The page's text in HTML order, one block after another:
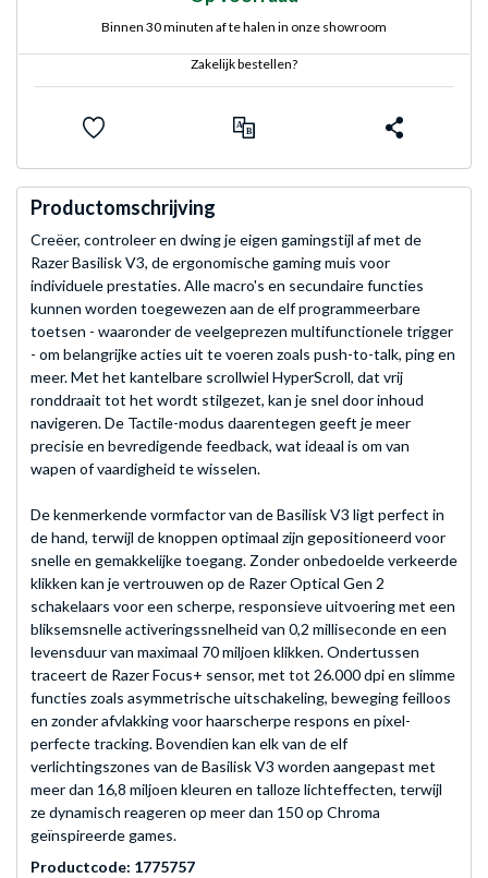
Binnen 30 minuten af te halen in onze showroom
Zakelijk bestellen?
Productomschrijving
Creëer, controleer en dwing je eigen gamingstijl af met de
Razer Basilisk V3, de ergonomische gaming muis voor
individuele prestaties. Alle macro's en secundaire functies
kunnen worden toegewezen aan de elf programmeerbare
toetsen - waaronder de veelgeprezen multifunctionele trigger
- om belangrijke acties uit te voeren zoals push-to-talk, ping en
meer. Met het kantelbare scrollwiel HyperScroll, dat vrij
ronddraait tot het wordt stilgezet, kan je snel door inhoud
navigeren. De Tactile-modus daarentegen geeft je meer
precisie en bevredigende feedback, wat ideaal is om van
wapen of vaardigheid te wisselen.
De kenmerkende vormfactor van de Basilisk V3 ligt perfect in
de hand, terwijl de knoppen optimaal zijn gepositioneerd voor
snelle en gemakkelijke toegang. Zonder onbedoelde verkeerde
klikken kan je vertrouwen op de Razer Optical Gen 2
schakelaars voor een scherpe, responsieve uitvoering met een
bliksemsnelle activeringssnelheid van 0,2 milliseconde en een
levensduur van maximaal 70 miljoen klikken. Ondertussen
traceert de Razer Focus+ sensor, met tot 26.000 dpi en slimme
functies zoals asymmetrische uitschakeling, beweging feilloos
en zonder afvlakking voor haarscherpe respons en pixel-
perfecte tracking. Bovendien kan elk van de elf
verlichtingszones van de Basilisk V3 worden aangepast met
meer dan 16,8 miljoen kleuren en talloze lichteffecten, terwijl
ze dynamisch reageren op meer dan 150 op Chroma
geïnspireerde games.
Productcode: 1775757